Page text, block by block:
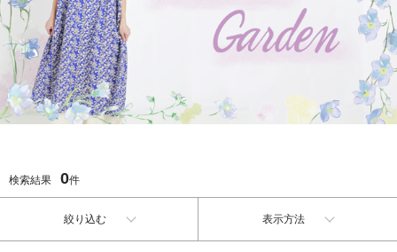
検索結果 0件
絞り込む 表示方法